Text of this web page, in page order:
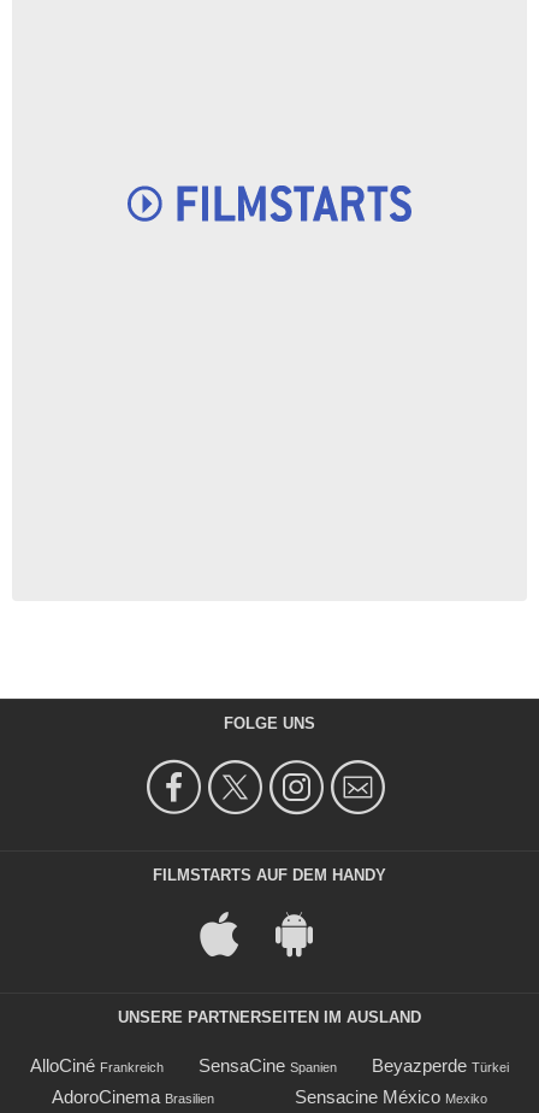
FOLGE UNS
FILMSTARTS AUF DEM HANDY
UNSERE PARTNERSEITEN IM AUSLAND
AlloCiné Frankreich SensaCine Spanien Beyazperde Türkei
AdoroCinema Brasilien Sensacine México Mexiko